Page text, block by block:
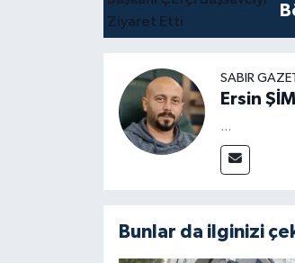
SABIR
Ersin
...
Bunlar da ilginizi